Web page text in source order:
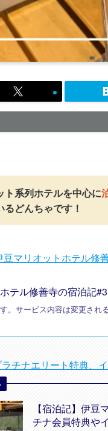
ト系列ホテルを中心に
るどんちゃです！
豆マリオットホテル修
テル修善寺の宿泊記
。サービス内容は変更され
チナエリート特典、
【宿泊記】伊
チナ会員特典や